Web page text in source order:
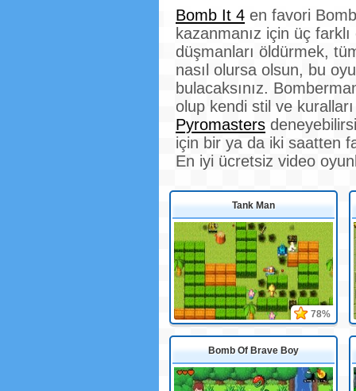
Bomb It 4 en favori
kazanmanız için üç
düşmanları öldürmek,
nasıl olursa olsun, bu
bulacaksınız.
olup kendi stil ve
Pyromasters
için bir ya da iki saatten
En iyi ücretsiz video
Tank Man
78%
Bomb Of Brave Boy